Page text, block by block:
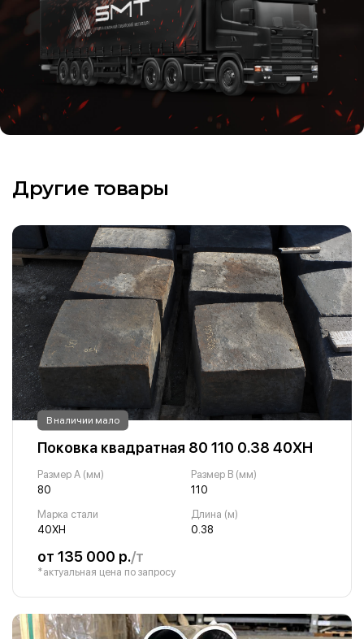
Другие товары
В наличии мало
Поковка квадратная 80 110 0.38 40ХН
Размер A (мм)
80
Размер B (мм)
110
Марка стали
40ХН
Длина (м)
0.38
от 135 000 р./т
*актуальная цена по запросу